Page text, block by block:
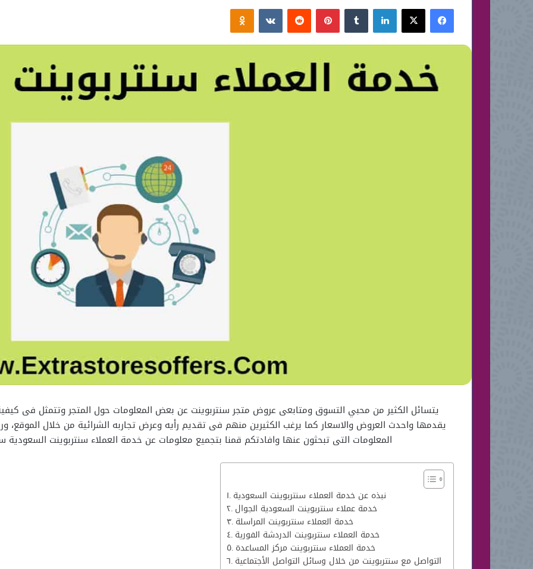
فيسبوك‫X لينكدإن بينتيريست Odnoklassniki
يتسائل الكثير من محبي التسوق ومتابعى عروض متجر سنتربوينت عن بعض المعلومات حول المتجر وتتمثل فى كيفية
يقدمها واحدث العروض والاسعار كما يرغب الكثيرين منهم فى تقديم رأيه وعرض تجاربه الشرائية من خلال
المعلومات التى تبحثون عنها وافادتكم قمنا بتجميع معلومات عن خدمة العملاء سنتربوينت
نبذه عن خدمة العملاء سنتربوينت السعودية
خدمة عملاء سنتربوينت السعودية الجوال
خدمة العملاء سنتربوينت المراسلة
خدمة العملاء سنتربوينت الدردشة الفورية
خدمة العملاء سنتربوينت مركز المساعدة
التواصل مع سنتربوينت من خلال وسائل التواصل الأجتماعية